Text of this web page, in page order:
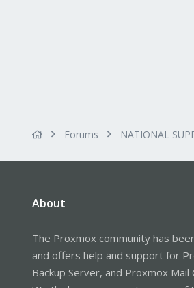
Forums NATIONAL
About
The Proxmox community has
and offers help and support for
Backup Server, and Proxmox Mail